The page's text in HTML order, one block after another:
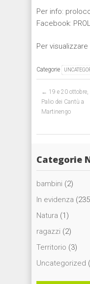
Per info:
Facebook:
Per
Categorie
← 19 e 20 ottobre,
Palio dei Cantù a
Martinengo
Categorie
bambini (2)
In evidenza
Natura (1)
ragazzi (2)
Territorio (3)
Uncategorized